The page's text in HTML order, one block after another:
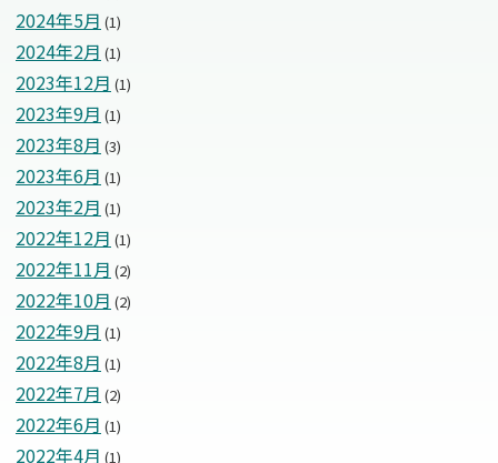
2024年5月 (1)
2024年2月 (1)
2023年12月 (1)
2023年9月 (1)
2023年8月 (3)
2023年6月 (1)
2023年2月 (1)
2022年12月 (1)
2022年11月 (2)
2022年10月 (2)
2022年9月 (1)
2022年8月 (1)
2022年7月 (2)
2022年6月 (1)
2022年4月 (1)